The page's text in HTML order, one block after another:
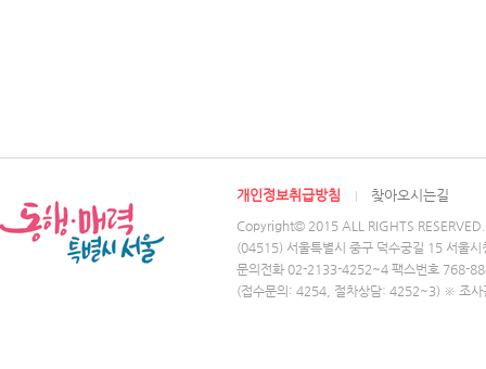
개인정보취급방침 찾아오시는길
Copyright© 2015 ALL RIGHTS RESERVED.
(04515) 서울특별시 중구 덕수궁길 15 서울
문의전화 02-2133-4252~4 팩스번호 768-
(접수문의: 4254, 절차상담: 4252~3) ※ 조사